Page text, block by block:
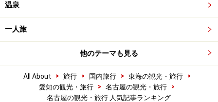
温泉
一人旅
他のテーマも見る
All About > 旅行 > 国内旅行 > 東海の観光・旅行
>
愛知の観光・旅行
> 名古屋の観光・旅行
>
名古屋の観光・旅行 人気記事ランキング